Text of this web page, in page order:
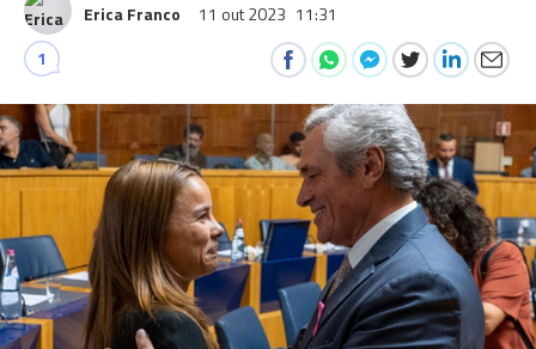
Erica Franco 11 out 2023 11:31
1